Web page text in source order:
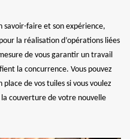
savoir-faire et son expérience,
la réalisation d’opérations liées
de vous garantir un travail
la concurrence. Vous pouvez
place de vos tuiles si vous voulez
couverture de votre nouvelle